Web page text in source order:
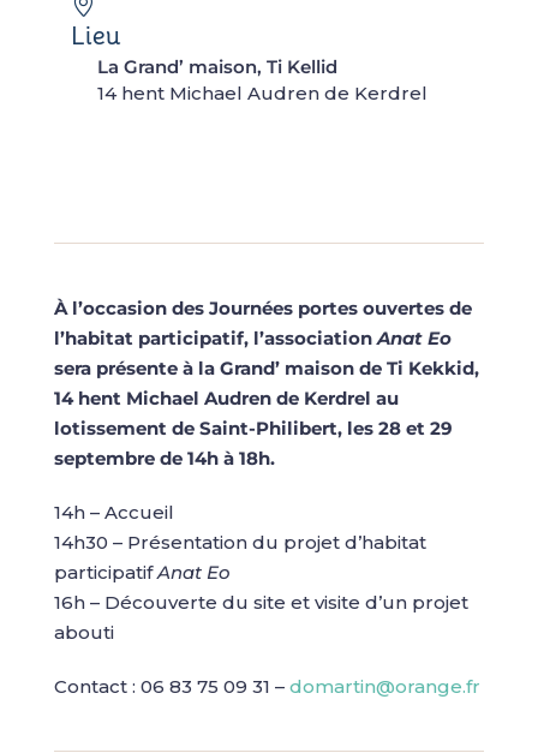
Lieu
La Grand’ maison, Ti Kellid
14 hent Michael Audren de Kerdrel
À l’occasion des Journées portes ouvertes de
l’habitat participatif, l’association Anat Eo
sera présente à la Grand’ maison de Ti Kekkid,
14 hent Michael Audren de Kerdrel au
lotissement de Saint-Philibert, les 28 et 29
septembre de 14h à 18h.
14h – Accueil
14h30 – Présentation du projet d’habitat
participatifAnat Eo
16h – Découverte du site et visite d’un projet
abouti
Contact : 06 83 75 09 31 – domartin@orange.fr